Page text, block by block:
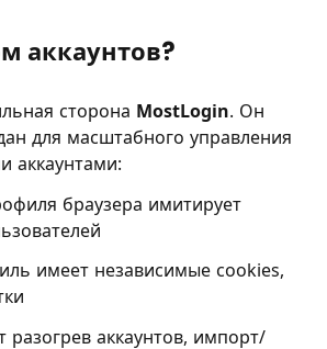
аккаунтов?
сторона MostLogin. Он
для масштабного управления
аккаунтами:
браузера имитирует
имеет независимые cookies,
разогрев аккаунтов, импорт/